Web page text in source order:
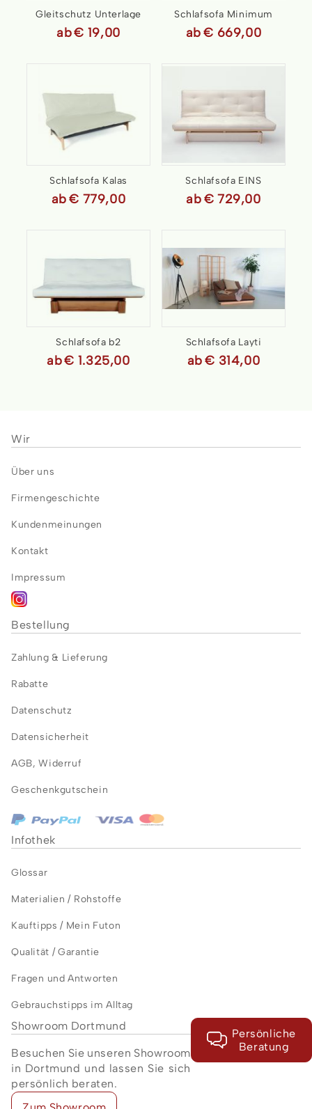
Persönliche
Beratung
Gleitschutz Unterlage
Futons
ab€ 19,00
Schlafsofa Minimum
ab€ 669,00
Schlafsofa Kalas
ab€ 779,00
Schlafsofa EINS
ab€ 729,00
Schlafsofa b2
ab€ 1.325,00
Schlafsofa Layti
ab€ 314,00
Wir
Über uns
Firmengeschichte
Kundenmeinungen
Kontakt
Impressum
Bestellung
Zahlung & Lieferung
Rabatte
Datenschutz
Datensicherheit
AGB,Widerruf
Geschenkgutschein
Infothek
Glossar
Materialien / Rohstoffe
Kauftipps / Mein Futon
Qualität / Garantie
Fragen und Antworten
Gebrauchstipps im Alltag
Showroom Dortmund
Besuchen Sie unseren Showroom
in Dortmund und lassen Sie sich
persönlich beraten.